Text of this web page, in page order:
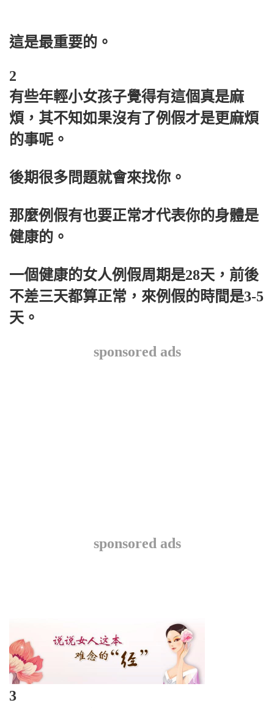
這是最重要的。
2
有些年輕小女孩子覺得有這個真是麻
煩，其不知如果沒有了例假才是更麻煩
的事呢。
後期很多問題就會來找你。
那麼例假有也要正常才代表你的身體是
健康的。
一個健康的女人例假周期是28天，前後
不差三天都算正常，來例假的時間是3-5
天。
sponsored ads
sponsored ads
3